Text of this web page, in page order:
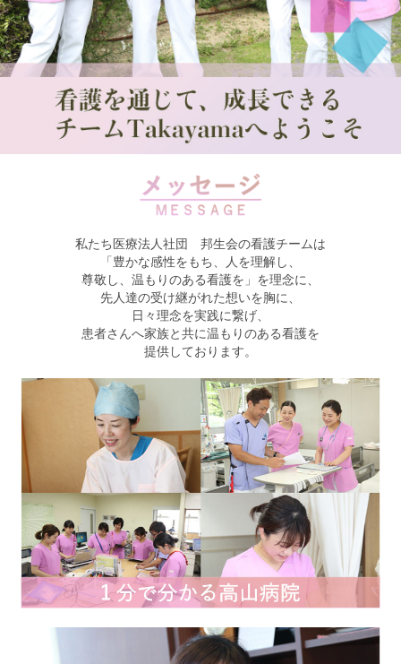
私たち医療法人社団 邦生会の看護チームは
「豊かな感性をもち、人を理解し、
尊敬し、温もりのある看護を」を理念に、
先人達の受け継がれた想いを胸に、
日々理念を実践に繋げ、
患者さんへ家族と共に温もりのある看護を
提供しております。